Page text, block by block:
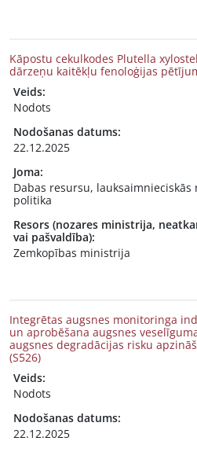
Kāpostu cekulkodes Plutella
dārzeņu kaitēkļu fenoloģijas
Veids:
Nodots
Nodošanas datums:
22.12.2025
Joma:
Dabas resursu,
politika
Resors (nozares ministrija,
vai pašvaldība):
Zemkopības ministrija
Integrētas augsnes monitoringa
un aprobēšana augsnes
augsnes degradācijas risku
(S526)
Veids:
Nodots
Nodošanas datums:
22.12.2025